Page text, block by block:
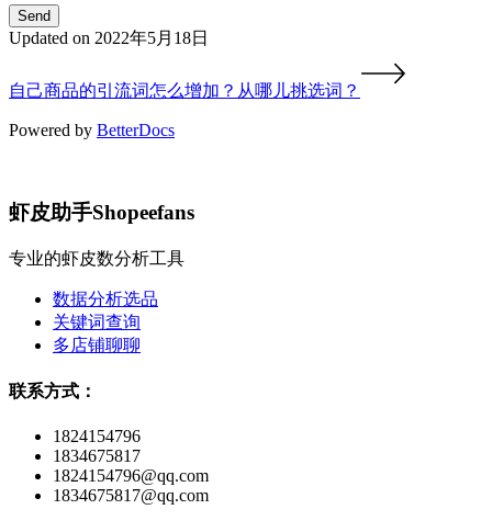
Updated on 2022年5月18日
自己商品的引流词怎么增加？从哪儿挑选词？
Powered by BetterDocs
虾皮助手Shopeefans
专业的虾皮数分析工具
数据分析选品
关键词查询
多店铺聊聊
联系方式：
1824154796
1834675817
1824154796@qq.com
1834675817@qq.com